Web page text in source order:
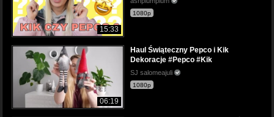
15:33
1080p
06:19
Haul Świąteczny Pepco i Kik
Dekoracje #Pepco #Kik
SJ salomeajuli
1080p